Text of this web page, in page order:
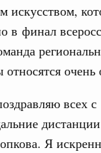
искусством,
в финал
всех
Я
пятница
среда
технологий